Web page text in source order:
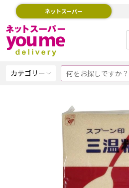
ネットスーパー
カテゴリー